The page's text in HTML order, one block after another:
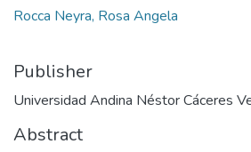
Rocca Neyra, Rosa Angela
Publisher
Universidad Andina Néstor Cáceres
Abstract